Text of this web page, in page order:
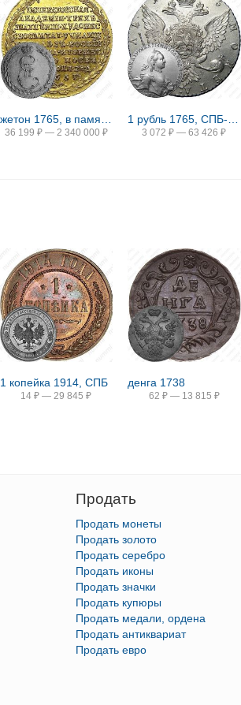
36 199 ₽ — 2 340 000 ₽ 3 072 ₽ — 63 426 ₽
1 копейка 1914, СПБ
14 ₽ — 29 845 ₽
денга 1738
62 ₽ — 13 815 ₽
Продать
Продать монеты
Продать золото
Продать серебро
Продать иконы
Продать значки
Продать купюры
Продать медали, ордена
Продать антиквариат
Продать евро